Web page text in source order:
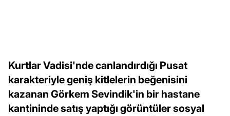
Kurtlar Vadisi'nde canlandırdığı Pusat
karakteriyle geniş kitlelerin beğenisini
kazanan Görkem Sevindik'in bir hastane
kantininde satış yaptığı görüntüler sosyal